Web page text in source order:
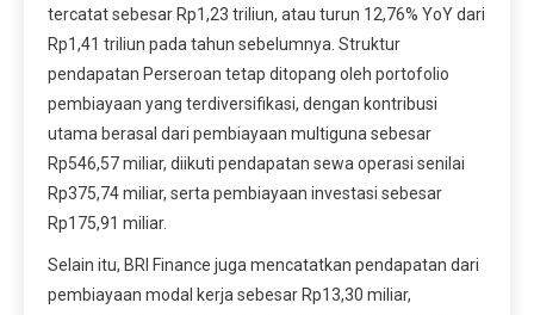
tercatat sebesar Rp1,23 triliun, atau turun 12,76% YoY dari
Rp1,41 triliun pada tahun sebelumnya. Struktur
pendapatan Perseroan tetap ditopang oleh portofolio
pembiayaan yang terdiversifikasi, dengan kontribusi
utama berasal dari pembiayaan multiguna sebesar
Rp546,57 miliar, diikuti pendapatan sewa operasi senilai
Rp375,74 miliar, serta pembiayaan investasi sebesar
Rp175,91 miliar.
Selain itu, BRI Finance juga mencatatkan pendapatan dari
pembiayaan modal kerja sebesar Rp13,30 miliar,